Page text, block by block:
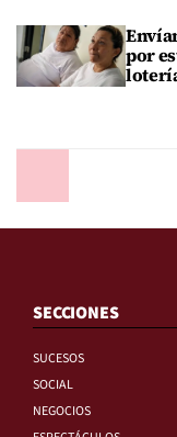
por
SECCIONES
SUCESOS
SOCIAL
NEGOCIOS